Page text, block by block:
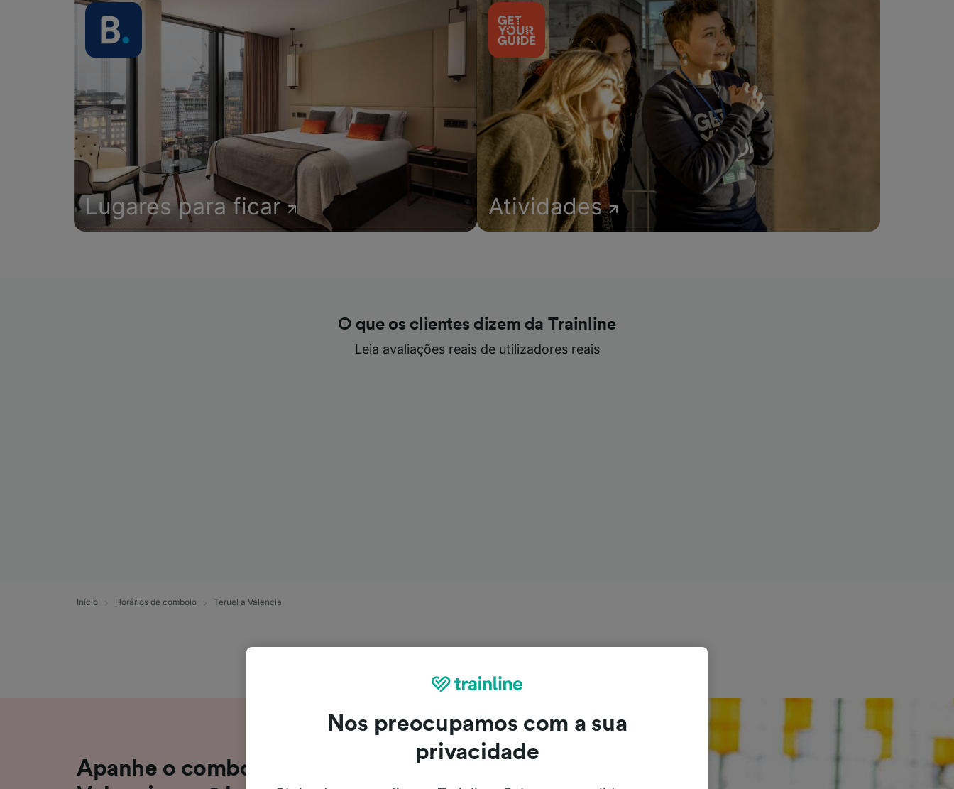
Lugares para ficar Atividades
O que os clientes dizem da Trainline
Leia avaliações reais de utilizadores reais
Início Horários de comboio Teruel a Valencia
Apanhe o comboio de Teruel para
Nos preocupamos com a sua
privacidade